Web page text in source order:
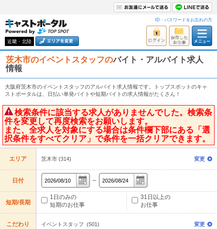
近畿・北陸
ID・パスワードをお忘れの方
茨木市のイベントスタッフのバイト・アルバイト求人
情報
大阪府茨木市のイベントスタッフのアルバイト求人情報です。トップスポットのキャ
ストポータルは、日払い単発バイトや短期バイトの求人情報がたくさん！
検索条件に該当する求人がありませんでした。検索条
件を変更して再度検索をお願いします。
また、全求人を対象にする場合は条件欄下部にある「選
択条件をすべてクリア」で条件を一括クリアできます。
エリア 茨木市 (314) 変更
日付 ～
短期/長期
1日のみの
短期のお仕事
31日以上の
お仕事
こだわり イベントスタッフ (501) 変更